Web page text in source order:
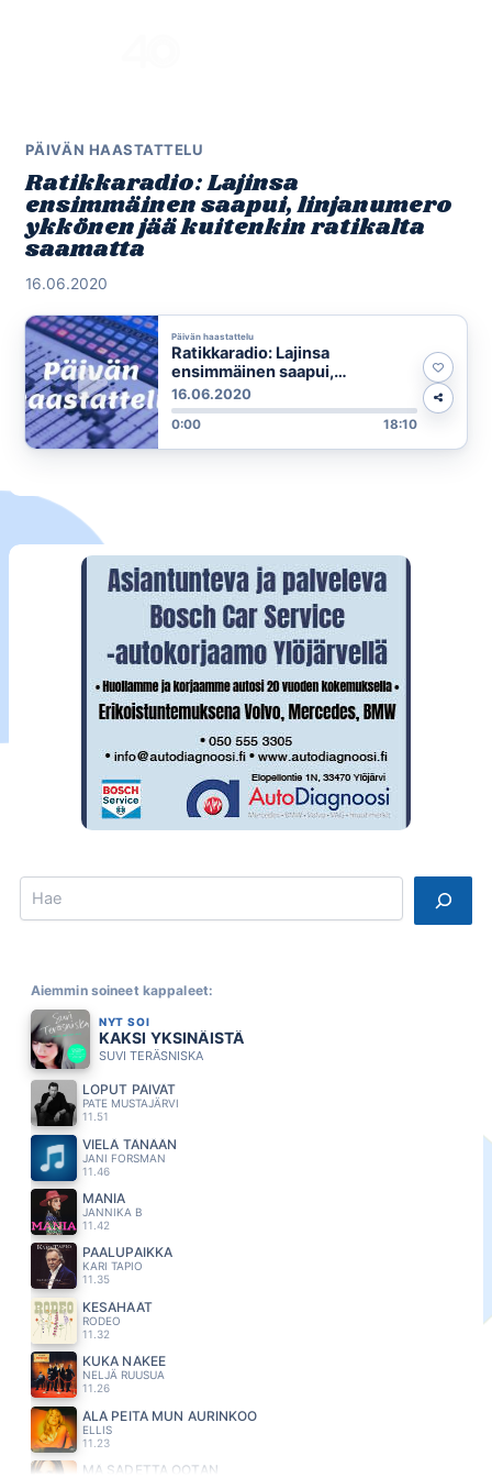
PÄIVÄN HAASTATTELU
Ratikkaradio: Lajinsa
ensimmäinen saapui, linjanumero
ykkönen jää kuitenkin ratikalta
saamatta
16.06.2020
Päivän haastattelu
Ratikkaradio: Lajinsa
ensimmäinen saapui,
linjanumero ykkönen jää
kuitenkin ratikalta saamatta
16.06.2020
0:00 18:10
Search
Aiemmin soineet kappaleet:
NYT SOI
KAKSI YKSINÄISTÄ
SUVI TERÄSNISKA
LOPUT PÄIVÄT
PATE MUSTAJÄRVI
11.51
VIELÄ TÄNÄÄN
JANI FORSMAN
11.46
MANIA
JANNIKA B
11.42
PAALUPAIKKA
KARI TAPIO
11.35
KESÄHÄÄT
RODEO
11.32
KUKA NÄKEE
NELJÄ RUUSUA
11.26
ÄLÄ PEITÄ MUN AURINKOO
ELLIS
11.23
MÄ SADETTA OOTAN